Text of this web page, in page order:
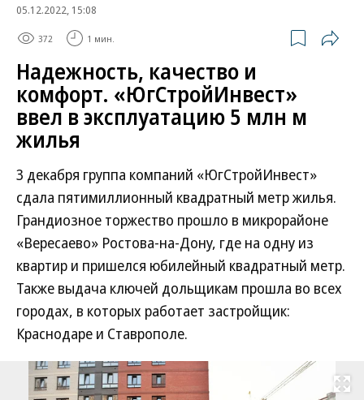
05.12.2022, 15:08
372 1 мин.
Надежность, качество и
комфорт. «ЮгСтройИнвест»
ввел в эксплуатацию 5 млн м
жилья
3 декабря группа компаний «ЮгСтройИнвест»
сдала пятимиллионный квадратный метр жилья.
Грандиозное торжество прошло в микрорайоне
«Вересаево» Ростова-на-Дону, где на одну из
квартир и пришелся юбилейный квадратный метр.
Также выдача ключей дольщикам прошла во всех
городах, в которых работает застройщик:
Краснодаре и Ставрополе.
Развернуть